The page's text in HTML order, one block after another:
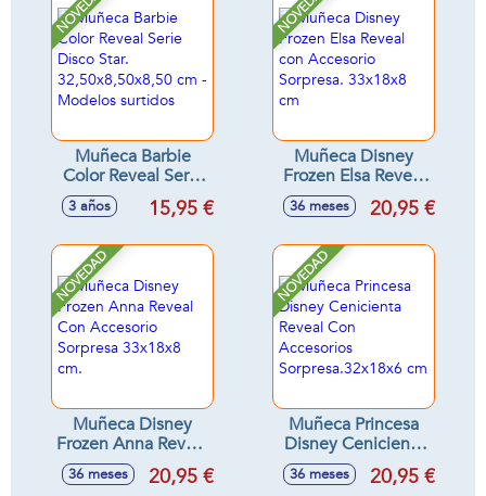
Muñeca Barbie
Color Reveal Serie
Disco Star.
32,50x8,50x8,50
surtidos
3 años 15,95 €
Muñeca Disney
Frozen Elsa Reveal
con Accesorio
Sorpresa. 33x18x8
36 meses 20,95 €
NOVEDAD
Muñeca Disney
Frozen Anna Reveal
Con Accesorio
Sorpresa 33x18x8
36 meses 20,95 €
NOVEDAD
Muñeca Princesa
Disney Cenicienta
Reveal Con
Accesorios
36 meses 20,95 €